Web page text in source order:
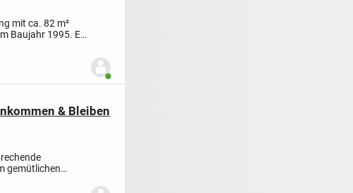
mit ca. 82 m²
Baujahr 1995. Es
Benutzer ist online
& Bleiben
gemütlichen